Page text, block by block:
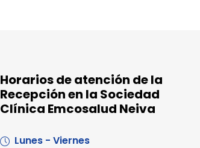
Horarios de atención de la
Recepción en la Sociedad
Clínica Emcosalud Neiva
Lunes - Viernes